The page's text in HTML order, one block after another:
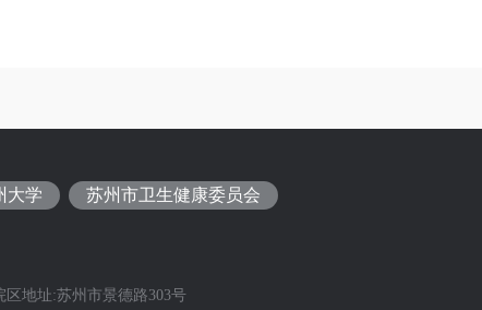
大学 苏州市卫生健康委员会
地址:苏州市景德路303号